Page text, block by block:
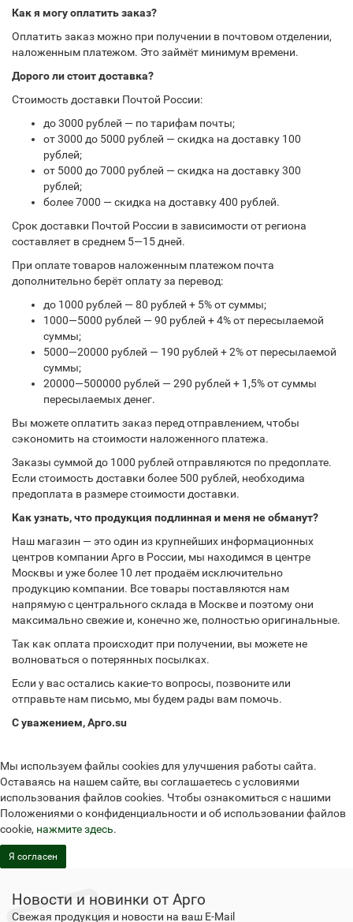
Как я могу оплатить заказ?
Оплатить заказ можно при получении в почтовом отделении,
наложенным платежом. Это займёт минимум времени.
Дорого ли стоит доставка?
Стоимость доставки Почтой России:
до 3000 рублей — по тарифам почты;
от 3000 до 5000 рублей — скидка на доставку 100
рублей;
от 5000 до 7000 рублей — скидка на доставку 300
рублей;
более 7000 — скидка на доставку 400 рублей.
Срок доставки Почтой России в зависимости от региона
составляет в среднем 5—15 дней.
При оплате товаров наложенным платежом почта
дополнительно берёт оплату за перевод:
до 1000 рублей — 80 рублей + 5% от суммы;
1000—5000 рублей — 90 рублей + 4% от пересылаемой
суммы;
5000—20000 рублей — 190 рублей + 2% от пересылаемой
суммы;
20000—500000 рублей — 290 рублей + 1,5% от суммы
пересылаемых денег.
Вы можете оплатить заказ перед отправлением, чтобы
сэкономить на стоимости наложенного платежа.
Заказы суммой до 1000 рублей отправляются по предоплате.
Если стоимость доставки более 500 рублей, необходима
предоплата в размере стоимости доставки.
Как узнать, что продукция подлинная и меня не обманут?
Наш магазин — это один из крупнейших информационных
центров компании Арго в России, мы находимся в центре
Москвы и уже более 10 лет продаём исключительно
продукцию компании. Все товары поставляются нам
напрямую с центрального склада в Москве и поэтому они
максимально свежие и, конечно же, полностью оригинальные.
Так как оплата происходит при получении, вы можете не
волноваться о потерянных посылках.
Если у вас остались какие-то вопросы, позвоните или
отправьте нам письмо, мы будем рады вам помочь.
С уважением, Арго.su
Мы используем файлы cookies для улучшения работы сайта.
Оставаясь на нашем сайте, вы соглашаетесь с условиями
использования файлов cookies. Чтобы ознакомиться с нашими
Положениями о конфиденциальности и об использовании файлов
cookie, нажмите здесь.
Я согласен
Новости и новинки от Арго
Свежая продукция и новости на ваш E-Mail